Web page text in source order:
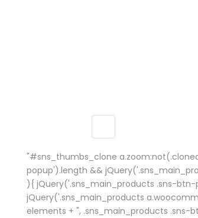
"#sns_thumbs_clone
popup').length &&
){ jQuery('.sns_main_products .sns-
jQuery('.sns_main_products
elements + ", .sns_main_products .sns-